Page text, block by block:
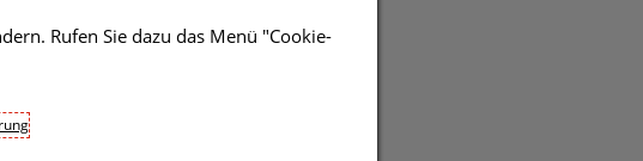
EUR
Rufen Sie dazu das Menü "Cookie-